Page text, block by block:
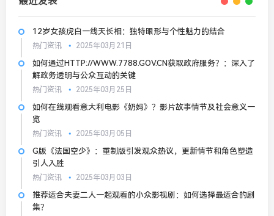
12岁女孩虎白一线天长相：独特眼形与个性魅力的结合
热门资讯 2025年03月21日
如何通过HTTP://WWW.7788.GOV.CN获取政府服务？：深入了
解政务透明与公众互动的关键
热门资讯 2025年03月25日
如何在线观看意大利电影《奶妈》？影片故事情节及社会意义一
览
热门资讯 2025年03月05日
G版《法国空少》：重制版引发观众热议，更新情节和角色塑造
引人入胜
热门资讯 2025年03月03日
推荐适合夫妻二人一起观看的小众影视剧：如何选择最适合的剧
集？